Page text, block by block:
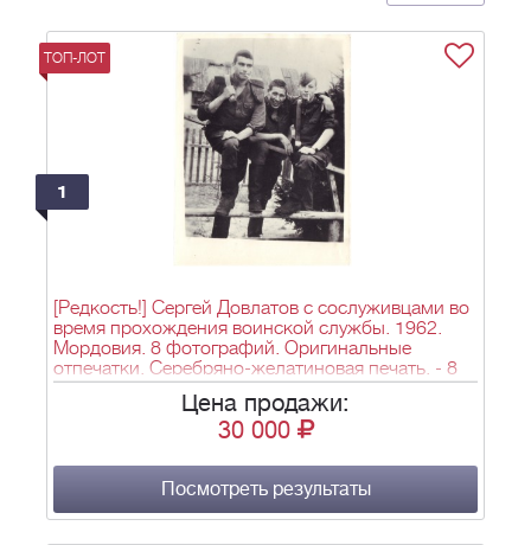
ТОП-ЛОТ
1
[Редкость!] Сергей Довлатов с сослуживцами во
время прохождения воинской службы. 1962.
Мордовия. 8 фотографий. Оригинальные
отпечатки. Серебряно-желатиновая печать. - 8
л.; 12х9, 14х9 см.
Цена продажи:
30 000
Посмотреть результаты